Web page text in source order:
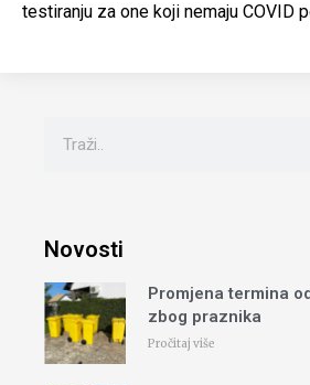
testiranju za one koji nemaju COVID
Novosti
Promjena termina
zbog praznika
Pročitaj više